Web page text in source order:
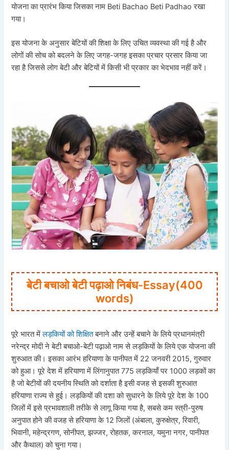
योजना का प्रारंभ किया जिसका नाम Beti Bachao Beti Padhao रखा
गया।
इस योजना के अनुसार बेटियों की शिक्षा के लिए उचित व्यवस्था की गई है और
लोगों की सोच को बदलने के लिए जगह-जगह इसका प्रचार प्रसार किया जा
रहा है जिससे लोग बेटी और बेटियों में किसी भी प्रकार का भेदभाव नहीं करें।
बेटी बचाओ बेटी पढ़ाओ निबंध-Essay(400
words)
पूरे भारत मेंलड़कियों को शिक्षितबनाने और उन्हें बचाने के लिये प्रधानमंत्री
नरेन्द्र मोदी ने बेटी बचाओ-बेटी पढ़ाओ नाम से लड़कियों के लिये एक योजना की
शुरुआत की। इसका आरंभ हरियाणा के पानीपत में 22 जनवरी 2015, गुरुवार
को हुआ। पूरे देश में हरियाणा में लिंगानुपात 775 लड़कियाँ पर 1000 लड़कों का
है जो बेटीयों की दयनीय स्थिति को दर्शाता है इसी वजह से इसकी शुरुआत
हरियाणा राज्य से हुई। लड़कियों की दशा को सुधारने के लिये पूरे देश के 100
जिलों में इसे प्रभावशाली तरीके से लागू किया गया है, सबसे कम स्त्री-पुरुष
अनुपात होने की वजह से हरियाणा के 12 जिलों (अंबाला, कुरुक्षेत्र, रिवारी,
भिवानी, महेन्द्रगण, सोनीपत, झज्जर, रोहतक, करनाल, यमुना नगर, पानीपत
और कैथाल) को चुना गया।